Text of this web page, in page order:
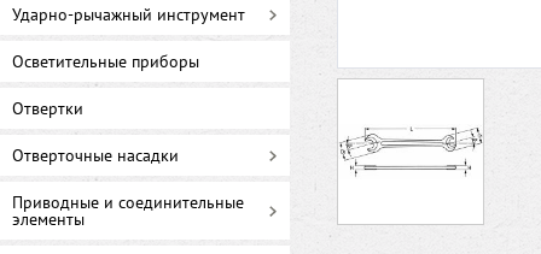
Ударно-рычажный инструмент
Осветительные приборы
Отвертки
Отверточные насадки
Приводные и соединительные
элементы